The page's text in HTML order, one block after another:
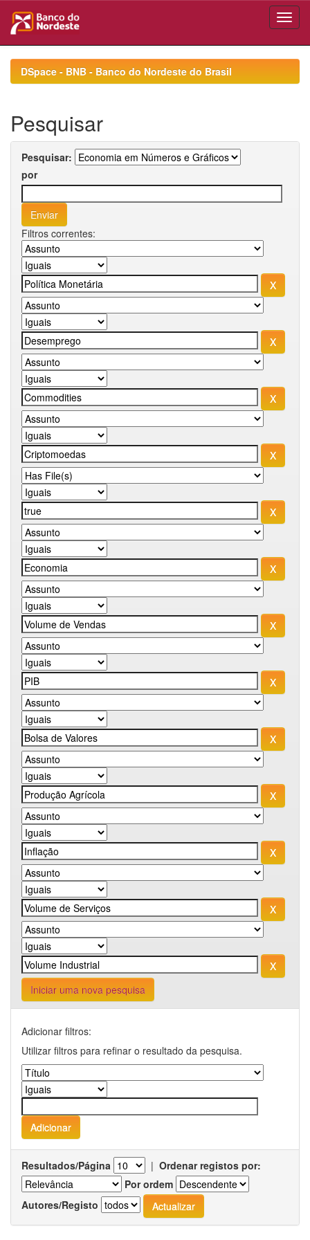
navigationDSpace - BNB - Banco do Nordeste do Brasil
Pesquisar
Pesquisar:
por
Filtros correntes:
Iniciar uma nova pesquisa
Adicionar filtros:
Utilizar filtros para refinar o resultado da pesquisa.
Resultados/Página | Ordenar registos por:
Por ordem
Autores/Registo